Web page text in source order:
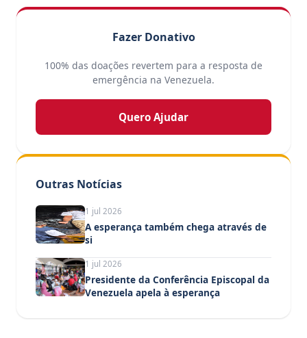
Fazer Donativo
100% das doações revertem para a resposta de
emergência na Venezuela.
Quero Ajudar
Outras Notícias
1 jul 2026
A esperança também chega através de
si
1 jul 2026
Presidente da Conferência Episcopal da
Venezuela apela à esperança